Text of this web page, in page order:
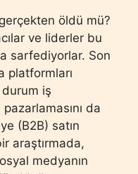
öldü mü?
ve liderler bu
sarfediyorlar. Son
platformları
iş
da
(B2B) satın
araştırmada,
medyanın